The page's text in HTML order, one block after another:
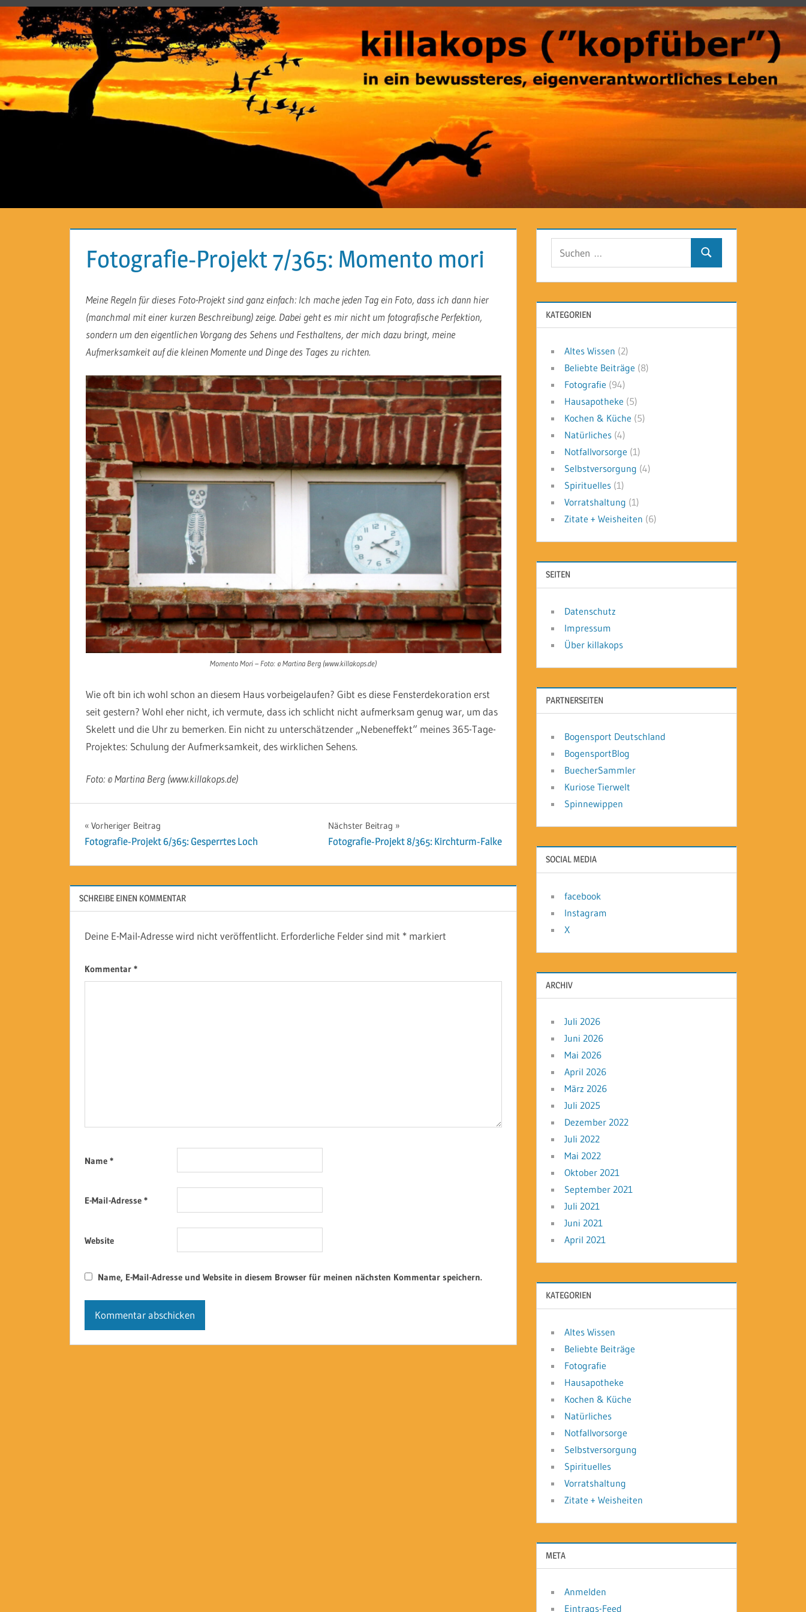
Fotografie-Projekt 7/365: Momento mori
Meine Regeln für dieses Foto-Projekt sind ganz einfach: Ich mache jeden Tag ein Foto, dass ich dann hier
(manchmal mit einer kurzen Beschreibung) zeige. Dabei geht es mir nicht um fotografische Perfektion,
sondern um den eigentlichen Vorgang des Sehens und Festhaltens, der mich dazu bringt, meine
Aufmerksamkeit auf die kleinen Momente und Dinge des Tages zu richten.
Momento Mori – Foto: © Martina Berg (www.killakops.de)
Wie oft bin ich wohl schon an diesem Haus vorbeigelaufen? Gibt es diese Fensterdekoration erst
seit gestern? Wohl eher nicht, ich vermute, dass ich schlicht nicht aufmerksam genug war, um das
Skelett und die Uhr zu bemerken. Ein nicht zu unterschätzender „Nebeneffekt“ meines 365-Tage-
Projektes: Schulung der Aufmerksamkeit, des wirklichen Sehens.
Foto: © Martina Berg (www.killakops.de)
Beitragsnavigation
Vorheriger Beitrag
Fotografie-Projekt 6/365: Gesperrtes Loch
Nächster Beitrag
Fotografie-Projekt 8/365: Kirchturm-Falke
SCHREIBE EINEN KOMMENTAR
Deine E-Mail-Adresse wird nicht veröffentlicht. Erforderliche Felder sind mit * markiert
Kommentar *
Name *
E-Mail-Adresse *
Website
Name, E-Mail-Adresse und Website in diesem Browser für meinen nächsten Kommentar speichern.
Suchen
KATEGORIEN
Altes Wissen (2)
Beliebte Beiträge (8)
Fotografie (94)
Hausapotheke (5)
Kochen & Küche (5)
Natürliches (4)
Notfallvorsorge (1)
Selbstversorgung (4)
Spirituelles (1)
Vorratshaltung (1)
Zitate + Weisheiten (6)
SEITEN
Datenschutz
Impressum
Über killakops
PARTNERSEITEN
Bogensport Deutschland
BogensportBlog
BuecherSammler
Kuriose Tierwelt
Spinnewippen
SOCIAL MEDIA
facebook
Instagram
X
ARCHIV
Juli 2026
Juni 2026
Mai 2026
April 2026
März 2026
Juli 2025
Dezember 2022
Juli 2022
Mai 2022
Oktober 2021
September 2021
Juli 2021
Juni 2021
April 2021
KATEGORIEN
Altes Wissen
Beliebte Beiträge
Fotografie
Hausapotheke
Kochen & Küche
Natürliches
Notfallvorsorge
Selbstversorgung
Spirituelles
Vorratshaltung
Zitate + Weisheiten
META
Anmelden
Eintrags-Feed